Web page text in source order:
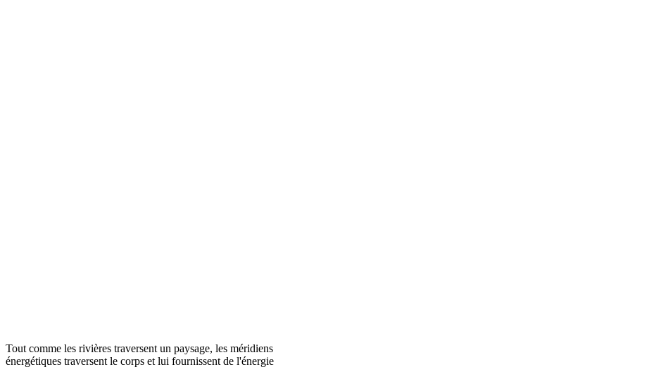
Tout comme les rivières traversent un paysage, les méridiens
énergétiques traversent le corps et lui fournissent de l'énergie